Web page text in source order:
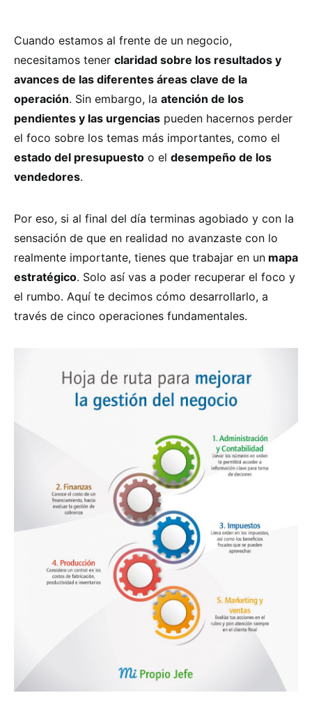
Cuando estamos al frente de un negocio,
necesitamos tener claridad sobre los resultados y
avances de las diferentes áreas clave de la
operación. Sin embargo, la atención de los
pendientes y las urgencias pueden hacernos perder
el foco sobre los temas más importantes, como el
estado del presupuesto o el desempeño de los
vendedores.
Por eso, si al final del día terminas agobiado y con la
sensación de que en realidad no avanzaste con lo
realmente importante, tienes que trabajar en un mapa
estratégico. Solo así vas a poder recuperar el foco y
el rumbo. Aquí te decimos cómo desarrollarlo, a
través de cinco operaciones fundamentales.